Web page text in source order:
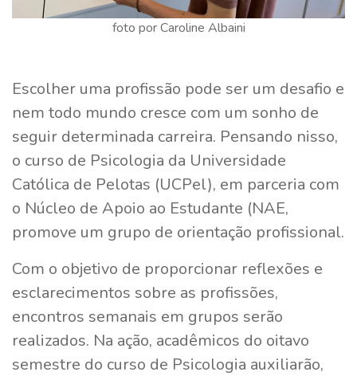
foto por Caroline Albaini
Escolher uma profissão pode ser um desafio e
nem todo mundo cresce com um sonho de
seguir determinada carreira. Pensando nisso,
o curso de Psicologia da Universidade
Católica de Pelotas (UCPel), em parceria com
o Núcleo de Apoio ao Estudante (NAE,
promove um grupo de orientação profissional.
Com o objetivo de proporcionar reflexões e
esclarecimentos sobre as profissões,
encontros semanais em grupos serão
realizados. Na ação, acadêmicos do oitavo
semestre do curso de Psicologia auxiliarão,